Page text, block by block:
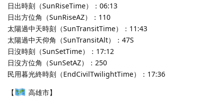
日出時刻（SunRiseTime）：06:13
日出方位角（SunRiseAZ）：110
太陽過中天時刻（SunTransitTime）：11:43
太陽過中天仰角（SunTransitAlt）：47S
日沒時刻（SunSetTime）：17:12
日沒方位角（SunSetAZ）：250
民用暮光終時刻（EndCivilTwilightTime）：17:36
【
高雄市】